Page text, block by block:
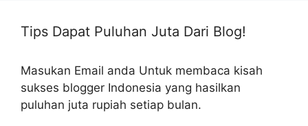
Tips Dapat Puluhan Juta Dari Blog!
Masukan Email anda Untuk membaca kisah
sukses blogger Indonesia yang hasilkan
puluhan juta rupiah setiap bulan.